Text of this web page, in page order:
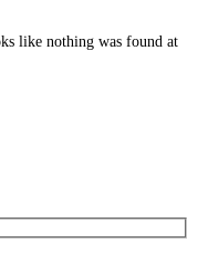
like nothing was found at